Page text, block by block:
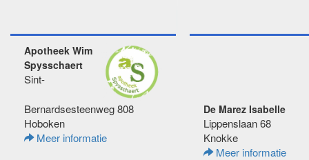
Apotheek Wim
Spysschaert
Sint-
Bernardsesteenweg 808
Hoboken
Meer informatie
De Marez Isabelle
Lippenslaan 68
Knokke
Meer informatie